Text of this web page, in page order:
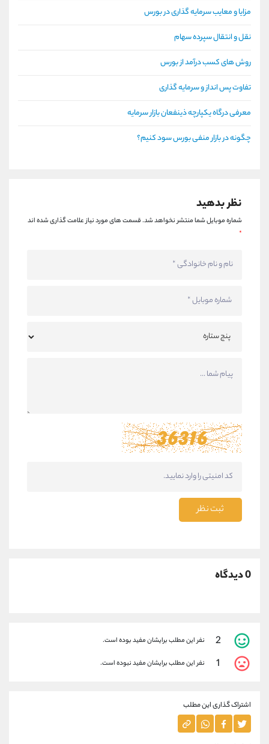
مزایا و معایب سرمایه گذاری در بورس
نقل و انتقال سپرده سهام
روش های کسب درآمد از بورس
تفاوت پس انداز و سرمایه گذاری
معرفی درگاه یکپارچه ذینفعان بازار سرمایه
چگونه در بازار منفی بورس سود کنیم؟
نظر بدهید
شماره موبایل شما منتشر نخواهد شد.قسمت های مورد نیاز علامت گذاری شده اند
*
ثبت نظر
0 دیدگاه
2 نفر این مطلب برایشان مفید بوده است.
1 نفر این مطلب برایشان مفید نبوده است.
اشتراک گذاری این مطلب